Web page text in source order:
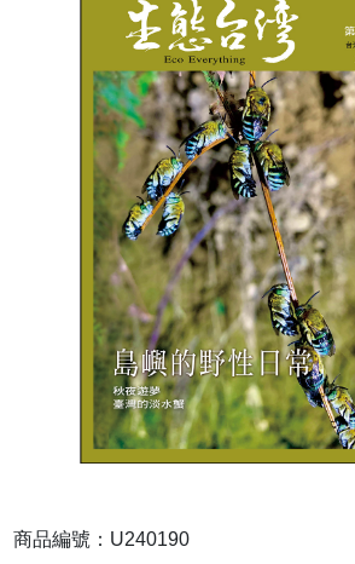
商品編號：U240190